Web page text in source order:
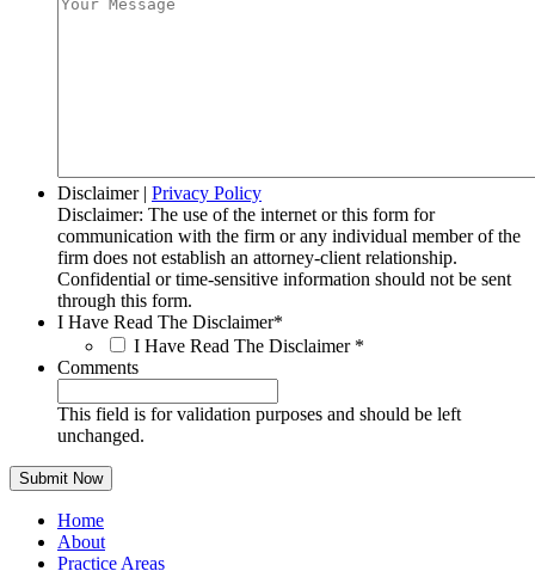
Disclaimer| Privacy Policy
Disclaimer: The use of the internet or this form for
communication with the firm or any individual member of the
firm does not establish an attorney-client relationship.
Confidential or time-sensitive information should not be sent
through this form.
I Have Read The Disclaimer*
I Have Read The Disclaimer *
Comments
This field is for validation purposes and should be left
unchanged.
Home
About
Practice Areas